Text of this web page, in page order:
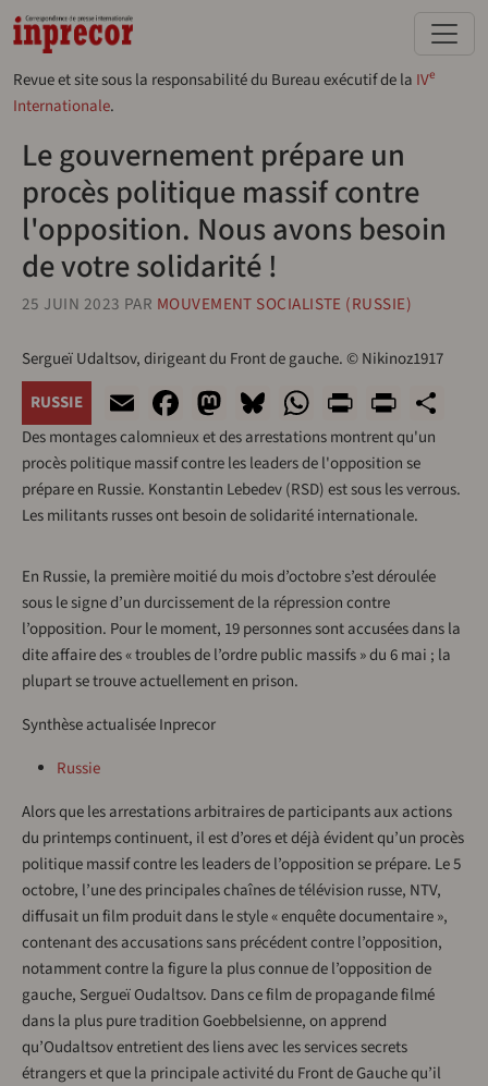
Aller au contenu principal
Revue et site sous la responsabilité du Bureau exécutif de la IVe
Internationale.
Le gouvernement prépare un
procès politique massif contre
l'opposition. Nous avons besoin
de votre solidarité !
25 JUIN 2023 PAR MOUVEMENT SOCIALISTE (RUSSIE)
Sergueï Udaltsov, dirigeant du Front de gauche. © Nikinoz1917
RUSSIE
EmailFacebook
Mastodon
Bluesky
WhatsApp
Print
Des montages calomnieux et des arrestations montrent qu'un
procès politique massif contre les leaders de l'opposition se
prépare en Russie. Konstantin Lebedev (RSD) est sous les verrous.
Les militants russes ont besoin de solidarité internationale.
En Russie, la première moitié du mois d’octobre s’est déroulée
sous le signe d’un durcissement de la répression contre
l’opposition. Pour le moment, 19 personnes sont accusées dans la
dite affaire des « troubles de l’ordre public massifs » du 6 mai ; la
plupart se trouve actuellement en prison.
Synthèse actualisée Inprecor
Russie
Alors que les arrestations arbitraires de participants aux actions
du printemps continuent, il est d’ores et déjà évident qu’un procès
politique massif contre les leaders de l’opposition se prépare. Le 5
octobre, l’une des principales chaînes de télévision russe, NTV,
diffusait un film produit dans le style « enquête documentaire »,
contenant des accusations sans précédent contre l’opposition,
notamment contre la figure la plus connue de l’opposition de
gauche, Sergueï Oudaltsov. Dans ce film de propagande filmé
dans la plus pure tradition Goebbelsienne, on apprend
qu’Oudaltsov entretient des liens avec les services secrets
étrangers et que la principale activité du Front de Gauche qu’il